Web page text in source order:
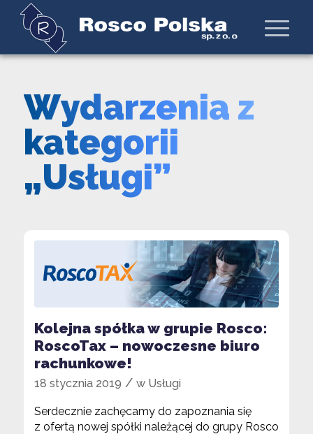
Wydarzenia z
kategorii
„Usługi”
Kolejna spółka w grupie Rosco:
RoscoTax – nowoczesne biuro
rachunkowe!
18 stycznia 2019 / w Usługi
Serdecznie zachęcamy do zapoznania się
z ofertą nowej spółki należącej do grupy Rosco